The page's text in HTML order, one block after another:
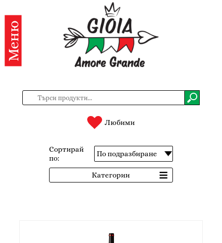
Категории
Продукти
нас
Регистрация
Меню
Любими
Сортирай
по:
Категории